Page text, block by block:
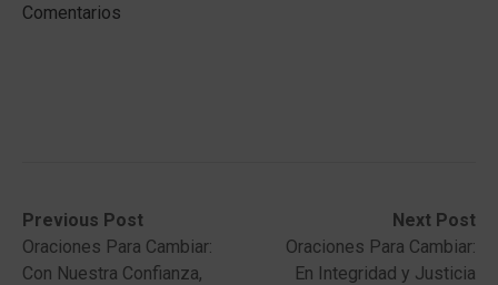
Comentarios
Post
navigation
Previous Post
Previous
post:Oraciones Para Cambiar:
Con Nuestra Confianza,
Next Post
Next
post:
Oraciones Para Cambiar:
En Integridad y Justicia